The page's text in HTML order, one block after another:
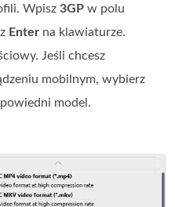
Wpisz3GP w polu
Enter na klawiaturze.
Jeśli chcesz
mobilnym, wybierz
model.